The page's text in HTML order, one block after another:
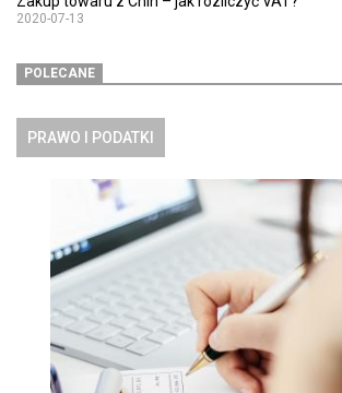
2020-07-13
POLECANE
PRAWO I PODATKI